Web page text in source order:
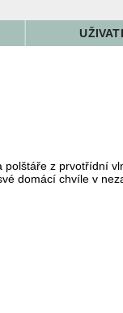
z prvotřídní
domácí chvíle v